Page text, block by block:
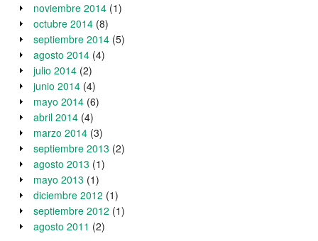
noviembre 2014 (1)
octubre 2014 (8)
septiembre 2014 (5)
agosto 2014 (4)
julio 2014 (2)
junio 2014 (4)
mayo 2014 (6)
abril 2014 (4)
marzo 2014 (3)
septiembre 2013 (2)
agosto 2013 (1)
mayo 2013 (1)
diciembre 2012 (1)
septiembre 2012 (1)
agosto 2011 (2)